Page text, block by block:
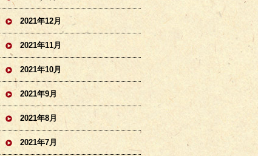
2021年12月
2021年11月
2021年10月
2021年9月
2021年8月
2021年7月